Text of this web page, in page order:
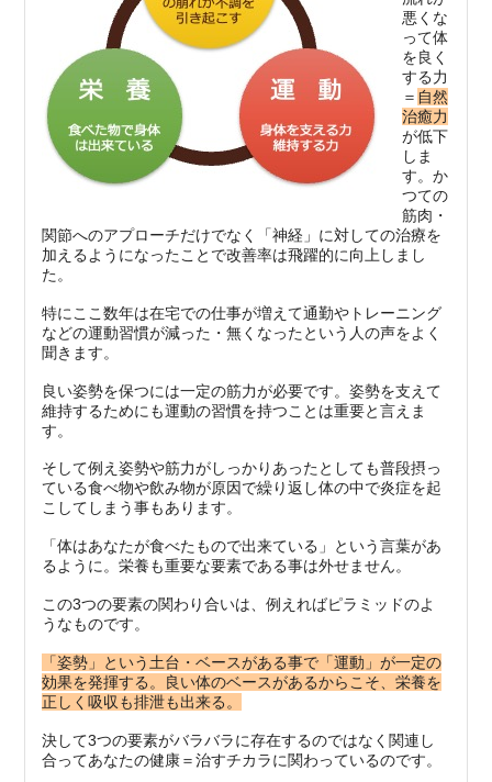
悪くな
って体
を良く
する力
＝ 自然
治癒力
が低下
しま
す。か
つての
筋肉・
関節へのアプローチだけでなく「神経」に対しての治療を
加えるようになったことで改善率は飛躍的に向上しまし
た。
特にここ数年は在宅での仕事が増えて通勤やトレーニング
などの運動習慣が減った・無くなったという人の声をよく
聞きます。
良い姿勢を保つには一定の筋力が必要です。姿勢を支えて
維持するためにも運動の習慣を持つことは重要と言えま
す。
そして例え姿勢や筋力がしっかりあったとしても普段摂っ
ている食べ物や飲み物が原因で繰り返し体の中で炎症を起
こしてしまう事もあります。
「体はあなたが食べたもので出来ている」という言葉があ
るように。栄養も重要な要素である事は外せません。
この3つの要素の関わり合いは、例えればピラミッドのよ
うなものです。
「姿勢」という土台・ベースがある事で「運動」が一定の
効果を発揮する。良い体のベースがあるからこそ、栄養を
正しく吸収も排泄も出来る。
決して3つの要素がバラバラに存在するのではなく関連し
合ってあなたの健康＝治すチカラに関わっているのです。